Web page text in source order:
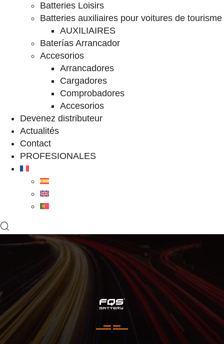
Batteries Loisirs
Batteries auxiliaires pour voitures de tourisme
AUXILIAIRES
Baterías Arrancador
Accesorios
Arrancadores
Cargadores
Comprobadores
Accesorios
Devenez distributeur
Actualités
Contact
PROFESIONALES